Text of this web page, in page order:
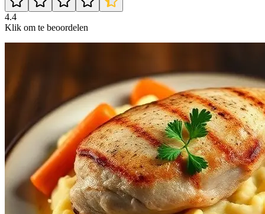
4.4
Klik om te beoordelen